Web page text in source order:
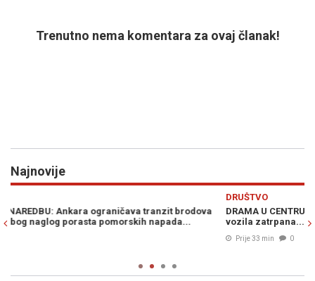
Trenutno nema komentara za ovaj članak!
Najnovije
DRAMA U CENTRU MOSTARA: Obrušio se dio Alajbegovića kuće,
vozila zatrpana...